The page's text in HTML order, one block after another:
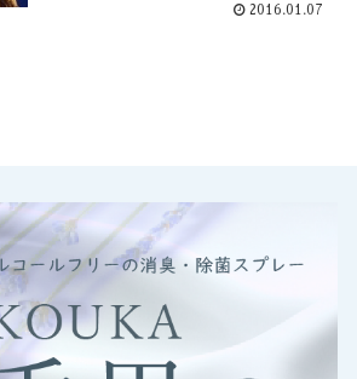
2016.01.07